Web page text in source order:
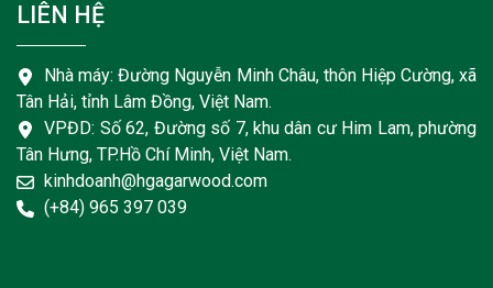
LIÊN HỆ
Nhà máy: Đường Nguyễn Minh Châu, thôn Hiệp Cường, xã
Tân Hải, tỉnh Lâm Đồng, Việt Nam.
VPĐD: Số 62, Đường số 7, khu dân cư Him Lam, phường
Tân Hưng, TP.Hồ Chí Minh, Việt Nam.
kinhdoanh@hgagarwood.com
(+84) 965 397 039